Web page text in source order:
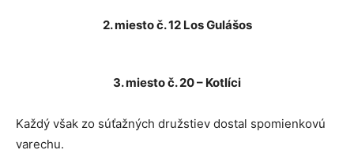
2. miesto č. 12 Los Gulášos
3. miesto č. 20 – Kotlíci
Každý však zo súťažných družstiev dostal spomienkovú
varechu.